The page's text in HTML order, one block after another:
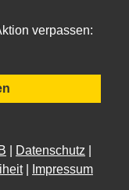
verpassen:
Datenschutz
| Impressum